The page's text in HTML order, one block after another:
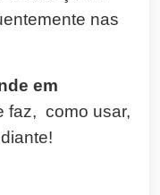
nas
em
faz, como usar,